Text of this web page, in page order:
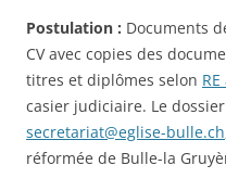
Postulation : Documents
CV avec copies des
titres et diplômes selon
casier judiciaire. Le
secretariat@eglise-bulle.ch
réformée de Bulle-la